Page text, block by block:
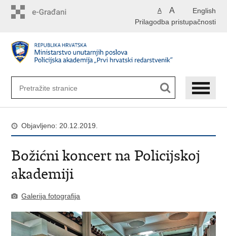
English
A A
Prilagodba pristupačnosti
Objavljeno: 20.12.2019.
Božićni koncert na Policijskoj
akademiji
Galerija fotografija